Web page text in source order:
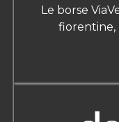
Le borse
fiorentine,